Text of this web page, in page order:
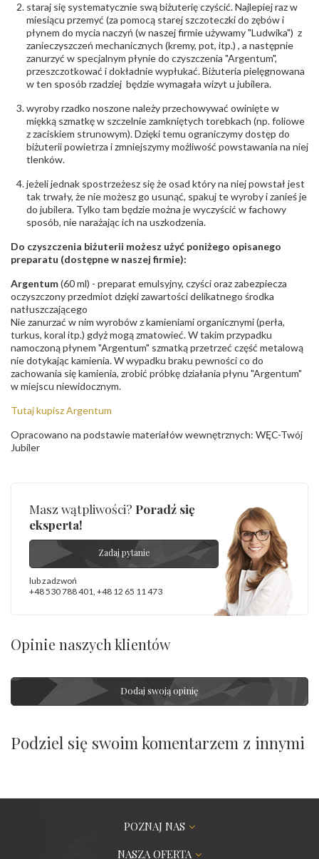
staraj się systematycznie swą biżuterię czyścić. Najlepiej raz w
miesiącu przemyć (za pomocą starej szczoteczki do zębów i
płynem do mycia naczyń (w naszej firmie używamy "Ludwika") z
zanieczyszczeń mechanicznych (kremy, pot, itp.) , a następnie
zanurzyć w specjalnym płynie do czyszczenia "Argentum",
przeszczotkować i dokładnie wypłukać. Biżuteria pielęgnowana
w ten sposób rzadziej będzie wymagała wizyt u jubilera.
wyroby rzadko noszone należy przechowywać owinięte w
miękką szmatkę w szczelnie zamkniętych torebkach (np. foliowe
z zaciskiem strunowym). Dzięki temu ograniczymy dostęp do
biżuterii powietrza i zmniejszymy możliwość powstawania na niej
tlenków.
jeżeli jednak spostrzeżesz się że osad który na niej powstał jest
tak trwały, że nie możesz go usunąć, spakuj te wyroby i zanieś je
do jubilera. Tylko tam będzie można je wyczyścić w fachowy
sposób, nie narażając ich na uszkodzenia.
Do czyszczenia biżuterii możesz użyć poniżego opisanego
preparatu (dostępne w naszej firmie):
Argentum(60 ml) - preparat emulsyjny, czyści oraz zabezpiecza
oczyszczony przedmiot dzięki zawartości delikatnego środka
natłuszczającego
Nie zanurzać w nim wyrobów z kamieniami organicznymi (perła,
turkus, koral itp.) gdyż mogą zmatowieć. W takim przypadku
namoczoną płynem "Argentum" szmatką przetrzeć część metalową
nie dotykając kamienia. W wypadku braku pewności co do
zachowania się kamienia, zrobić próbkę działania płynu "Argentum"
w miejscu niewidocznym.
Tutaj kupisz Argentum
Opracowano na podstawie materiałów wewnętrznych: WĘC-Twój
Jubiler
Masz wątpliwości? Poradź się
eksperta!
Zadaj pytanie
lub zadzwoń
+48 530 788 401, +48 12 65 11 473
Opinie naszych klientów
Dodaj swoją opinię
Podziel się swoim komentarzem z innymi
POZNAJ NAS
NASZA OFERTA